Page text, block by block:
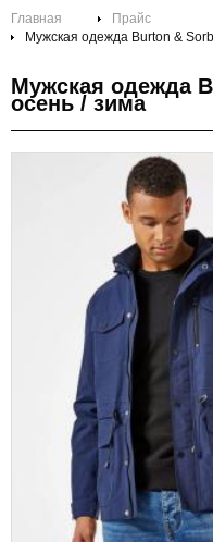
Главная
Прайс
Мужская одежда Burton &
Мужская одежда
осень / зима